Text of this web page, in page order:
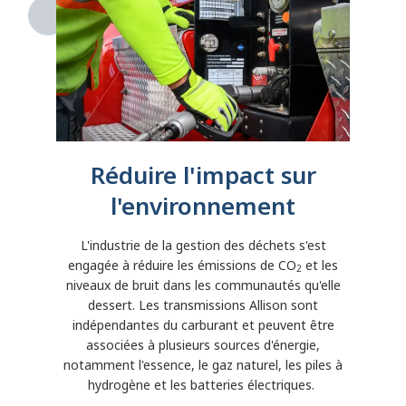
Réduire l'impact sur
l'environnement
L'industrie de la gestion des déchets s'est
engagée à réduire les émissions de CO2 et les
niveaux de bruit dans les communautés qu'elle
dessert. Les transmissions Allison sont
indépendantes du carburant et peuvent être
associées à plusieurs sources d'énergie,
notamment l'essence, le gaz naturel, les piles à
hydrogène et les batteries électriques.